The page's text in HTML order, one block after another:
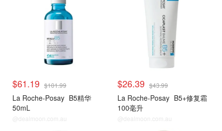
$61.19 $101.99
La Roche-Posay B5精华
50mL
@dealmoon.com.au
$26.39 $43.99
La Roche-Posay B5+修复霜
100毫升
@dealmoon.com.au